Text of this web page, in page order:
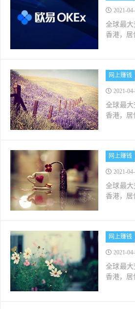
2021-
全球最大
香港，居
网上赚钱
2021-
全球最大
香港，居
网上赚钱
2021-
全球最大
香港，居
网上赚钱
2021-
全球最大
香港，居